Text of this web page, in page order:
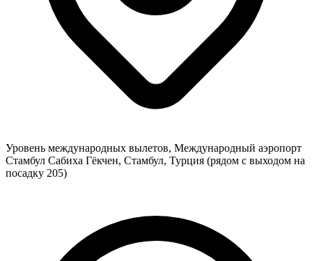
Уровень международных вылетов, Международный аэропорт
Стамбул Сабиха Гёкчен, Стамбул, Турция (рядом с выходом на
посадку 205)